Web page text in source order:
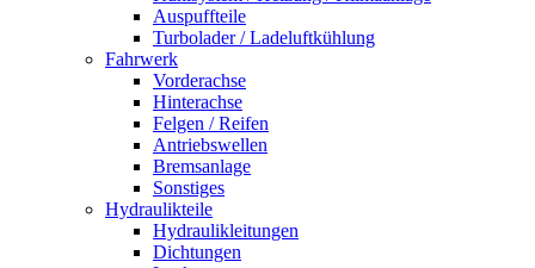
Auspuffteile
Turbolader / Ladeluftkühlung
Fahrwerk
Vorderachse
Hinterachse
Felgen / Reifen
Antriebswellen
Bremsanlage
Sonstiges
Hydraulikteile
Hydraulikleitungen
Dichtungen